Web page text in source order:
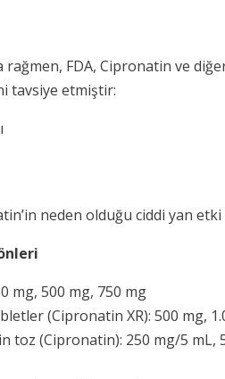
rağmen, FDA, Cipronatin ve
tavsiye etmiştir:
neden olduğu ciddi yan
mg, 500 mg, 750 mg
(Cipronatin XR): 500 mg,
toz (Cipronatin): 250 mg/5 mL,